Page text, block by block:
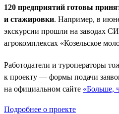
120 предприятий готовы
и стажировки. Например, в
экскурсии прошли на заводах
агрокомплексах «Козельское
Работодатели и туроператоры
к проекту — формы подачи
на официальном сайте «Больше,
Подробнее о проекте